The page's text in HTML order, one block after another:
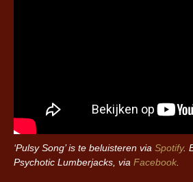
‘Pulsy Song’ is te beluisteren via Spotify.
Psychotic Lumberjacks, via Facebook.